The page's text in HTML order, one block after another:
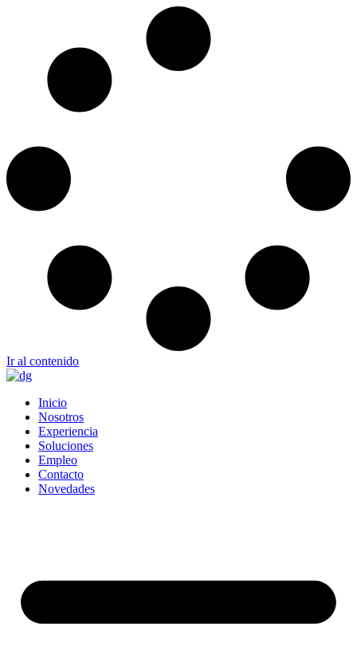
Ir al contenido
Inicio
Nosotros
Experiencia
Soluciones
Empleo
Contacto
Novedades